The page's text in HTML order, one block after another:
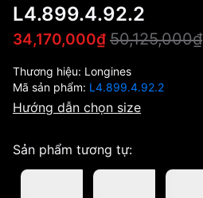
L4.899.4.92.2
34,170,000₫ 50,125,000₫
Thương hiệu: Longines
Mã sản phẩm: L4.899.4.92.2
Hướng dẫn chọn size
Sản phẩm tương tự: